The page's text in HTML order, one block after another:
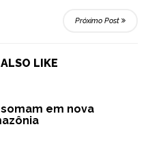
Próximo Post
LIKE
em nova